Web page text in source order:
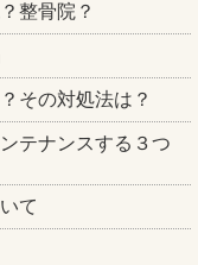
整骨院？
その対処法は？
テナンスする３つ
て